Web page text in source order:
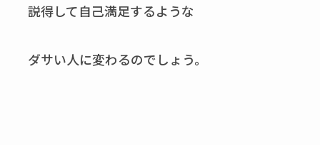
説得して自己満足するような
ダサい人に変わるのでしょう。